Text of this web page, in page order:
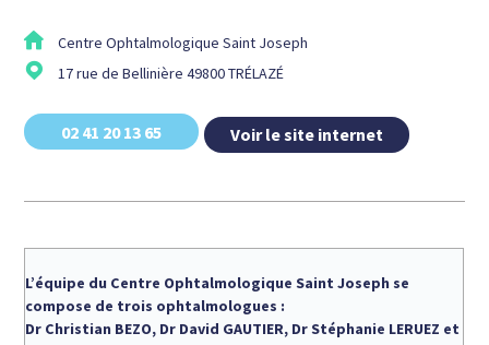
Centre Ophtalmologique Saint Joseph
17 rue de Bellinière 49800 TRÉLAZÉ
02 41 20 13 65 Voir le site internet
L’équipe du Centre Ophtalmologique Saint Joseph se
compose de trois ophtalmologues :
Dr Christian BEZO, Dr David GAUTIER, Dr Stéphanie LERUEZ et